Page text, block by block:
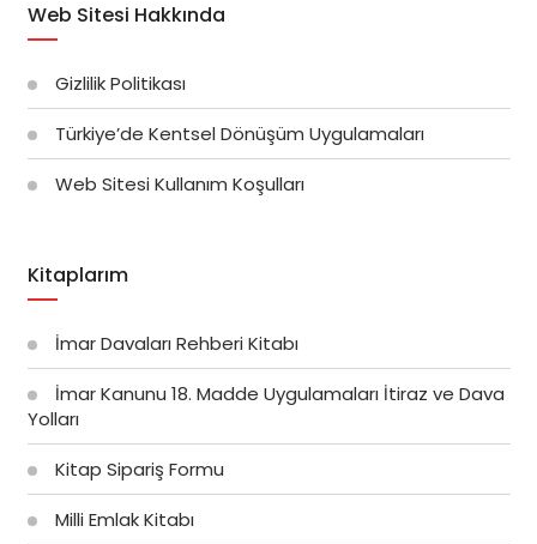
Web Sitesi Hakkında
Gizlilik Politikası
Türkiye’de Kentsel Dönüşüm Uygulamaları
Web Sitesi Kullanım Koşulları
Kitaplarım
İmar Davaları Rehberi Kitabı
İmar Kanunu 18. Madde Uygulamaları İtiraz ve Dava
Yolları
Kitap Sipariş Formu
Milli Emlak Kitabı